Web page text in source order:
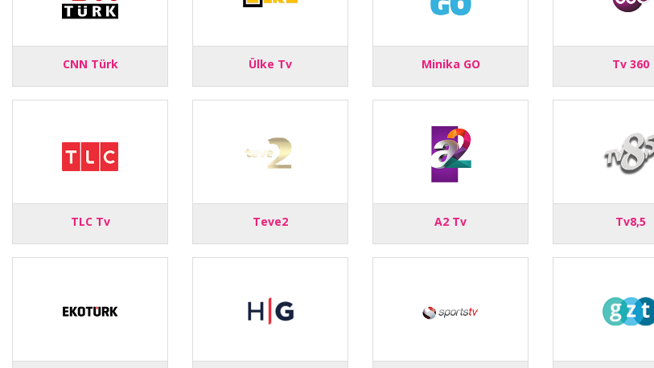
CNN Türk Ülke Tv Minika GO Tv 360
TLC Tv Teve2 A2 Tv Tv8,5